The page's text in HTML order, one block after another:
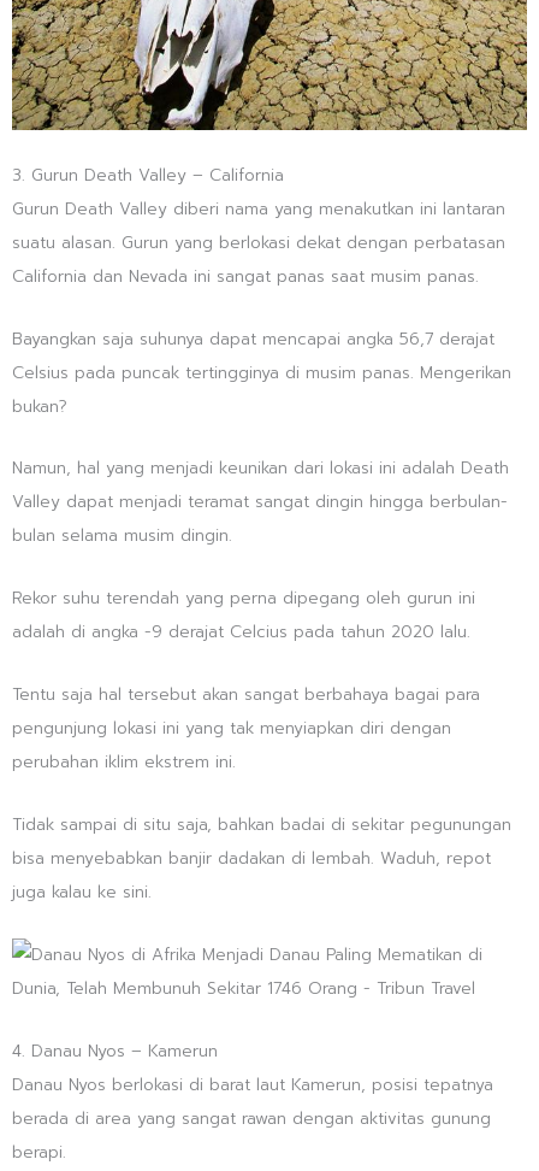
3. Gurun Death Valley – California
Gurun Death Valley diberi nama yang menakutkan ini lantaran
suatu alasan. Gurun yang berlokasi dekat dengan perbatasan
California dan Nevada ini sangat panas saat musim panas.
Bayangkan saja suhunya dapat mencapai angka 56,7 derajat
Celsius pada puncak tertingginya di musim panas. Mengerikan
bukan?
Namun, hal yang menjadi keunikan dari lokasi ini adalah Death
Valley dapat menjadi teramat sangat dingin hingga berbulan-
bulan selama musim dingin.
Rekor suhu terendah yang perna dipegang oleh gurun ini
adalah di angka -9 derajat Celcius pada tahun 2020 lalu.
Tentu saja hal tersebut akan sangat berbahaya bagai para
pengunjung lokasi ini yang tak menyiapkan diri dengan
perubahan iklim ekstrem ini.
Tidak sampai di situ saja, bahkan badai di sekitar pegunungan
bisa menyebabkan banjir dadakan di lembah. Waduh, repot
juga kalau ke sini.
4. Danau Nyos – Kamerun
Danau Nyos berlokasi di barat laut Kamerun, posisi tepatnya
berada di area yang sangat rawan dengan aktivitas gunung
berapi.